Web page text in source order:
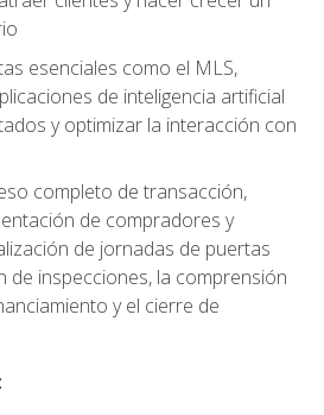
esenciales como el MLS,
de inteligencia artificial
y optimizar la interacción con
completo de transacción,
de compradores y
de jornadas de puertas
de inspecciones, la comprensión
y el cierre de